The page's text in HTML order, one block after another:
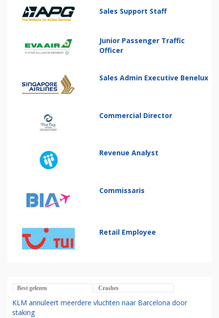
Sales Support Staff
Junior Passenger Traffic
Officer
Sales Admin Executive Benelux
Commercial Director
Revenue Analyst
Commissaris
Retail Employee
Best gelezen Crashes
KLM annuleert meerdere vluchten naar Barcelona door
staking